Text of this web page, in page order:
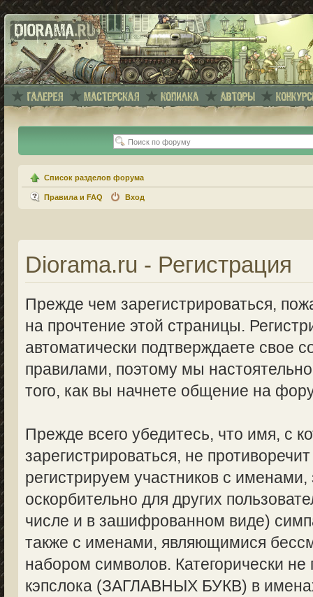
Список разделов форума
Правила и FAQ Вход
Diorama.ru - Регистрация
Прежде чем зарегистрироваться,
на прочтение этой страницы.
автоматически подтверждаете свое
правилами, поэтому мы
того, как вы начнете общение на
Прежде всего убедитесь, что имя, с
зарегистрироваться, не
регистрируем участников с
оскорбительно для других
числе и в зашифрованном виде)
также с именами, являющимися
набором символов. Категорически не
кэпслока (ЗАГЛАВНЫХ БУКВ) в